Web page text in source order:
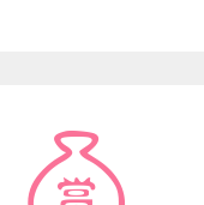
国婚书人物